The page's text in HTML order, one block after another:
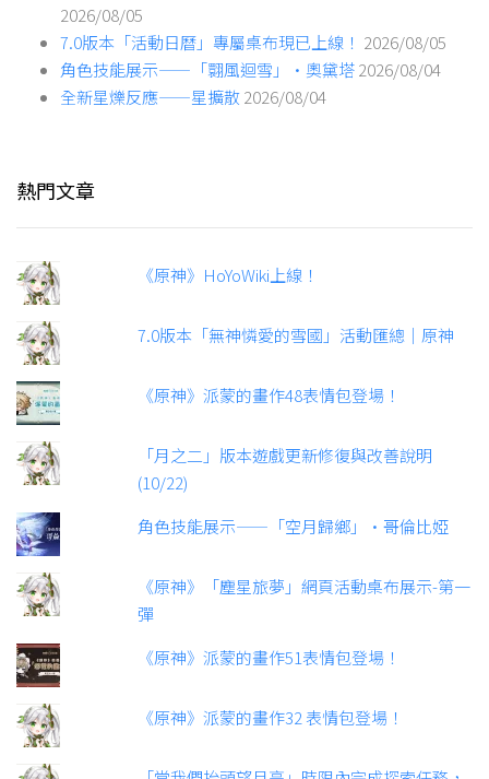
2026/08/05
7.0版本「活動日曆」專屬桌布現已上線！ 2026/08/05
角色技能展示——「翾風迴雪」·奧黛塔2026/08/04
全新星爍反應——星擴散2026/08/04
熱門文章
《原神》HoYoWiki上線！
7.0版本「無神憐愛的雪國」活動匯總｜原神
《原神》派蒙的畫作48表情包登場！
「月之二」版本遊戲更新修復與改善說明
(10/22)
角色技能展示——「空月歸鄉」·哥倫比婭
《原神》「塵星旅夢」網頁活動桌布展示-第一
彈
《原神》派蒙的畫作51表情包登場！
《原神》派蒙的畫作32 表情包登場！